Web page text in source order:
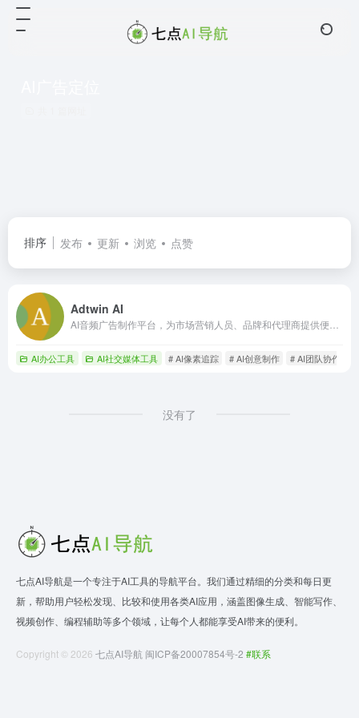
排序 发布 更新 浏览 点赞
Adtwin AI
AI办公工具 AI社交媒体工具 # AI像素追踪 # AI创意制作 # AI团队协作
没有了
七点AI导航是一个专注于AI工具的导航平台。我们通过精细的分类和每日更
新，帮助用户轻松发现、比较和使用各类AI应用，涵盖图像生成、智能写作、
视频创作、编程辅助等多个领域，让每个人都能享受AI带来的便利。
Copyright © 2026 七点AI导航 闽ICP备20007854号-2 #联系